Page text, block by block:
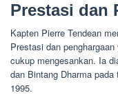
Prestasi dan
Kapten Pierre Tendean
Prestasi dan
cukup mengesankan. Ia
dan Bintang Dharma
1995.